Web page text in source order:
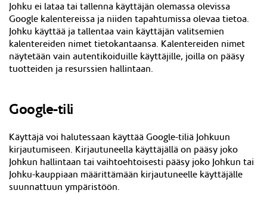
Johku ei lataa tai tallenna käyttäjän olemassa olevissa
Google kalentereissa ja niiden tapahtumissa olevaa tietoa.
Johku käyttää ja tallentaa vain käyttäjän valitsemien
kalentereiden nimet tietokantaansa. Kalentereiden nimet
näytetään vain autentikoiduille käyttäjille, joilla on pääsy
tuotteiden ja resurssien hallintaan.
Google-tili
Käyttäjä voi halutessaan käyttää Google-tiliä Johkuun
kirjautumiseen. Kirjautuneella käyttäjällä on pääsy joko
Johkun hallintaan tai vaihtoehtoisesti pääsy joko Johkun tai
Johku-kauppiaan määrittämään kirjautuneelle käyttäjälle
suunnattuun ympäristöön.